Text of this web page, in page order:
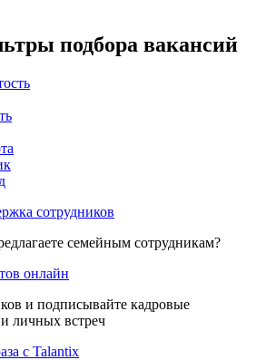
подбора вакансий
сотрудников
семейным сотрудникам?
онлайн
и подписывайте кадровые
личных встреч
с Talantix